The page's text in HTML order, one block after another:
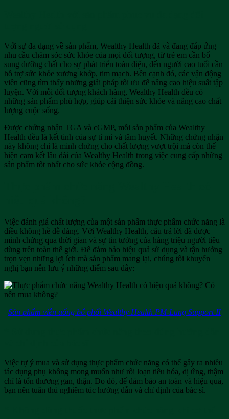
Với sự đa dạng về sản phẩm, Wealthy Health đã và đang đáp ứng
nhu cầu chăm sóc sức khỏe của mọi đối tượng, từ trẻ em cần bổ
sung dưỡng chất cho sự phát triển toàn diện, đến người cao tuổi cần
hỗ trợ sức khỏe xương khớp, tim mạch. Bên cạnh đó, các vận động
viên cũng tìm thấy những giải pháp tối ưu để nâng cao hiệu suất tập
luyện. Với mỗi đối tượng khách hàng, Wealthy Health đều có
những sản phẩm phù hợp, giúp cải thiện sức khỏe và nâng cao chất
lượng cuộc sống.
Được chứng nhận TGA và cGMP, mỗi sản phẩm của Wealthy
Health đều là kết tinh của sự tỉ mỉ và tâm huyết. Những chứng nhận
này không chỉ là minh chứng cho chất lượng vượt trội mà còn thể
hiện cam kết lâu dài của Wealthy Health trong việc cung cấp những
sản phẩm tốt nhất cho sức khỏe cộng đồng.
Việc đánh giá chất lượng của một sản phẩm thực phẩm chức năng là
điều không hề dễ dàng. Với Wealthy Health, câu trả lời đã được
minh chứng qua thời gian và sự tin tưởng của hàng triệu người tiêu
dùng trên toàn thế giới. Để đảm bảo hiệu quả sử dụng và tận hưởng
trọn vẹn những lợi ích mà sản phẩm mang lại, chúng tôi khuyến
nghị bạn nên lưu ý những điểm sau đây:
Sản phẩm viên uống bổ phổi Wealthy Health PM-Lung Support II
Việc tự ý mua và sử dụng thực phẩm chức năng có thể gây ra nhiều
tác dụng phụ không mong muốn như rối loạn tiêu hóa, dị ứng, thậm
chí là tổn thương gan, thận. Do đó, để đảm bảo an toàn và hiệu quả,
bạn nên tuân thủ nghiêm túc hướng dẫn và chỉ định của bác sĩ.